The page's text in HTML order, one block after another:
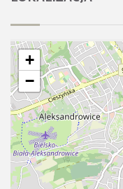
+
−